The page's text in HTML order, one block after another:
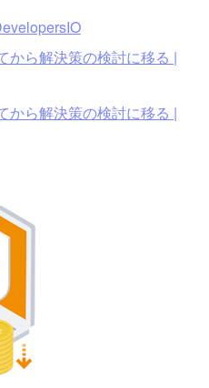
から解決策の検討に移る |
から解決策の検討に移る |